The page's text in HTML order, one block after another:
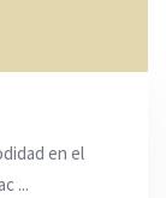
en el
...